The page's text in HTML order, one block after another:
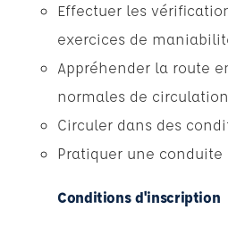
Effectuer les
exercices de
Appréhender la route
normales de circulation
Circuler dans des
Pratiquer une
Conditions d'inscription